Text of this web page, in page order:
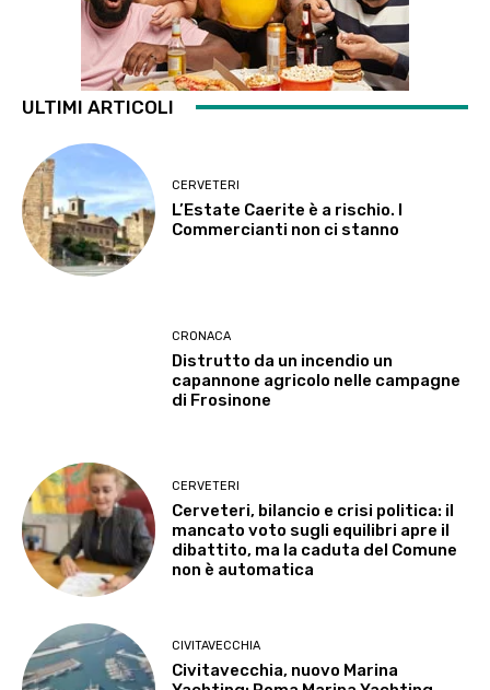
ULTIMI ARTICOLI
CERVETERI
L’Estate Caerite è a rischio. I
Commercianti non ci stanno
CRONACA
Distrutto da un incendio un
capannone agricolo nelle campagne
di Frosinone
CERVETERI
Cerveteri, bilancio e crisi politica: il
mancato voto sugli equilibri apre il
dibattito, ma la caduta del Comune
non è automatica
CIVITAVECCHIA
Civitavecchia, nuovo Marina